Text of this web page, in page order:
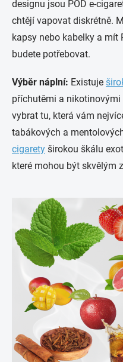
designu jsou POD e-
chtějí vapovat diskrétně.
kapsy nebo kabelky a mít
budete potřebovat.
Výběr náplní: Existuje
příchutěmi a
vybrat tu, která vám
tabákových a
cigarety širokou škálu
které mohou být skvělým